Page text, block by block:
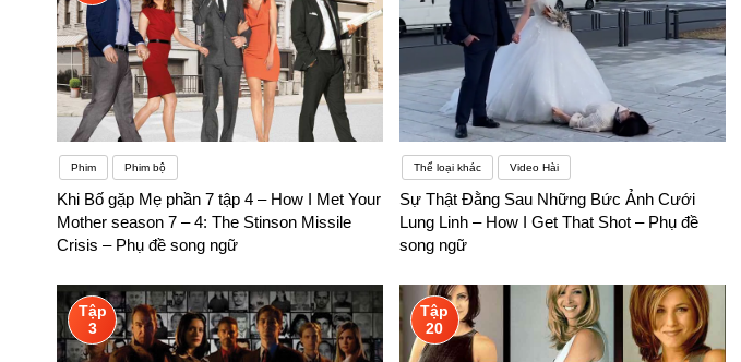
Phim Phim bộ
Khi Bố gặp Mẹ phần 7 tập 4 – How I Met Your
Mother season 7 – 4: The Stinson Missile
Crisis – Phụ đề song ngữ
Thể loại khác Video Hài
Sự Thật Đằng Sau Những Bức Ảnh Cưới
Lung Linh – How I Get That Shot – Phụ đề
song ngữ
Tập
3
Tập
20